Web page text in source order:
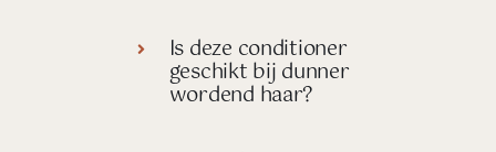
Is deze conditioner
geschikt bij dunner
wordend haar?